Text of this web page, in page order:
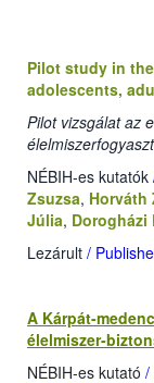
Pilot study in
adolescents,
Pilot vizsgálat az
NÉBIH-es kutatók
Zsuzsa, Horváth
Júlia, Dorogházi
Lezárult /
A Kárpát-
élelmiszer-
NÉBIH-es kutató /